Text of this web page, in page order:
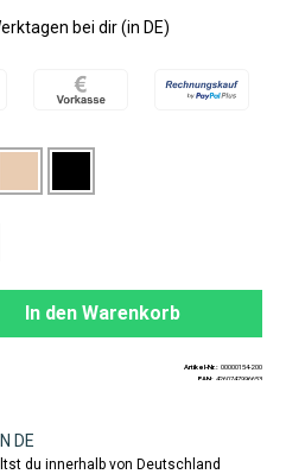
bei dir (in DE)
den gewünschten
In den Warenkorb
Artikel-Nr.: 00000154-200
EAN: 4260747996653
DE
du innerhalb von Deutschland